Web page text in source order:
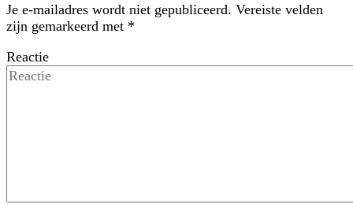
Je e-mailadres wordt niet gepubliceerd. Vereiste velden
zijn gemarkeerd met *
Reactie